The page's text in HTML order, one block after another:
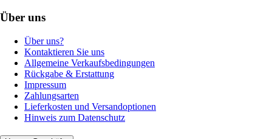
Über uns
Über uns?
Kontaktieren Sie uns
Allgemeine Verkaufsbedingungen
Rückgabe & Erstattung
Impressum
Zahlungsarten
Lieferkosten und Versandoptionen
Hinweis zum Datenschutz